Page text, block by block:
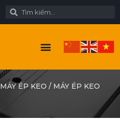
MÁY ÉP KEO / MÁY ÉP KEO